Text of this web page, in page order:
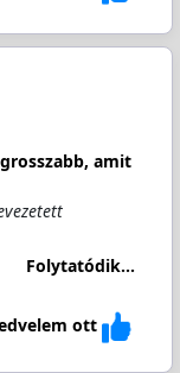
amit
Folytatódik...
ott